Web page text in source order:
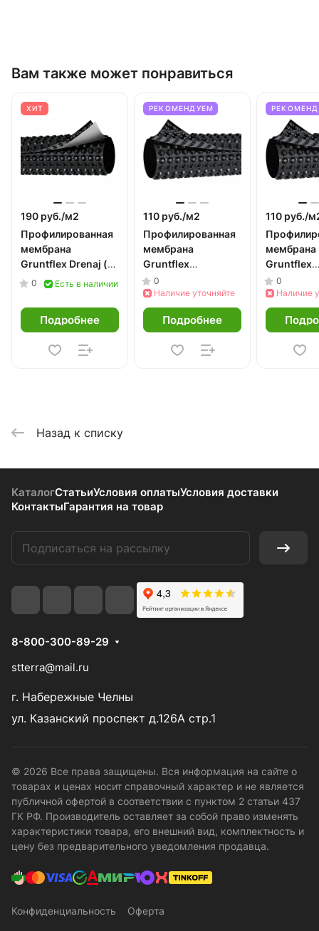
Вам также может понравиться
ХИТ
190 руб./м2
Профилированная
мембрана
Gruntflex Drenaj (c
геотекстилем)
0 Есть в наличии
Подробнее
РЕКОМЕНДУЕМ
110 руб./м2
Профилированная
мембрана
Gruntflex
Fundament Base
2х20
0
Наличие уточняйте
Подробнее
110 руб./
мембрана
Gruntflex
1х10
0
Наличие
Назад к списку
КаталогСтатьиУсловия оплатыУсловия доставки
КонтактыГарантия на товар
8-800-300-89-29
stterra@mail.ru
г. Набережные Челны
ул. Казанский проспект д.126А стр.1
© 2026 Все права защищены. Вся информация на сайте о
товарах и ценах носит справочный характер и не является
публичной офертой в соответствии с пунктом 2 статьи 437
ГК РФ. Производитель оставляет за собой право изменять
характеристики товара, его внешний вид, комплектность и
цену без предварительного уведомления продавца.
Конфиденциальность Оферта